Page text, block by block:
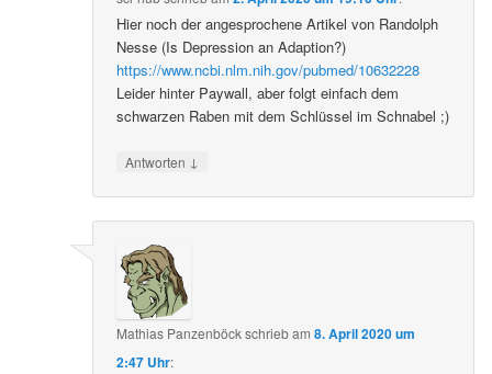
Hier noch der angesprochene Artikel von Randolph
Nesse (Is Depression an Adaption?)
https://www.ncbi.nlm.nih.gov/pubmed/10632228
Leider hinter Paywall, aber folgt einfach dem
schwarzen Raben mit dem Schlüssel im Schnabel ;)
Antworten ↓
Mathias Panzenböckschriebam8. April 2020 um
2:47 Uhr: